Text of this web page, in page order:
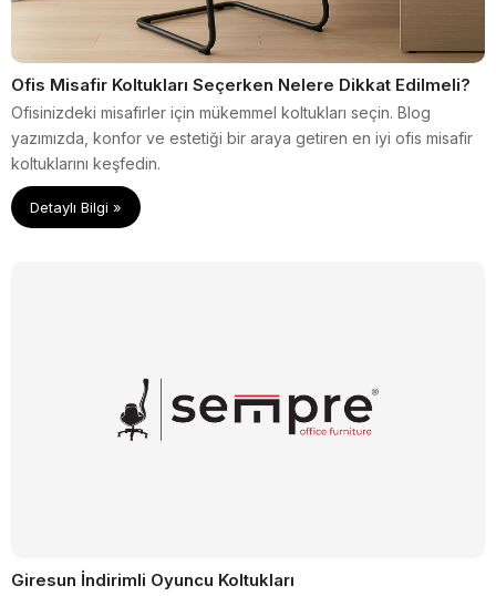
Ofis Misafir Koltukları Seçerken Nelere Dikkat Edilmeli?
Ofisinizdeki misafirler için mükemmel koltukları seçin. Blog
yazımızda, konfor ve estetiği bir araya getiren en iyi ofis misafir
koltuklarını keşfedin.
Detaylı Bilgi »
Giresun İndirimli Oyuncu Koltukları